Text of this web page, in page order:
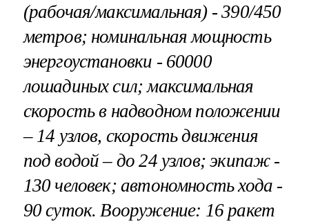
(рабочая/максимальная) - 390/450
метров; номинальная мощность
энергоустановки - 60000
лошадиных сил; максимальная
скорость в надводном положении
– 14 узлов, скорость движения
под водой – до 24 узлов; экипаж -
130 человек; автономность хода -
90 суток. Вооружение: 16 ракет